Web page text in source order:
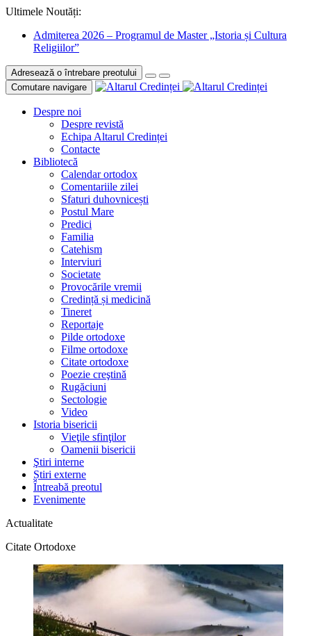
Ultimele Noutăți:
Admiterea 2026 – Programul de Master „Istoria și Cultura
Religiilor”
Adresează o întrebare preotului
Comutare navigare
Despre noi
Despre revistă
Echipa Altarul Credinței
Contacte
Bibliotecă
Calendar ortodox
Comentariile zilei
Sfaturi duhovnicești
Postul Mare
Predici
Familia
Catehism
Interviuri
Societate
Provocările vremii
Credință și medicină
Tineret
Reportaje
Pilde ortodoxe
Filme ortodoxe
Citate ortodoxe
Poezie creştină
Rugăciuni
Sectologie
Video
Istoria bisericii
Vieţile sfinţilor
Oamenii bisericii
Ştiri interne
Știri externe
Întreabă preotul
Evenimente
Actualitate
Citate Ortodoxe